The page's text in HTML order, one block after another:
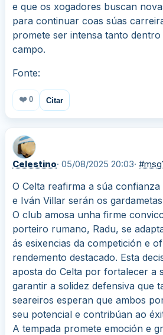
e que os xogadores buscan
para continuar coas súas
promete ser intensa tanto
campo.
Fonte:
❤️ 0 Citar
Celestino· 05/08/2025 20:03·
O Celta reafirma a súa
e Iván Villar serán os
O club amosa unha firme
porteiro rumano, Radu, se
ás esixencias da competición e
rendemento destacado. Esta
aposta do Celta por fortalecer a
garantir a solidez defensiva que
seareiros esperan que ambos
seu potencial e contribúan ao
A tempada promete emoción e